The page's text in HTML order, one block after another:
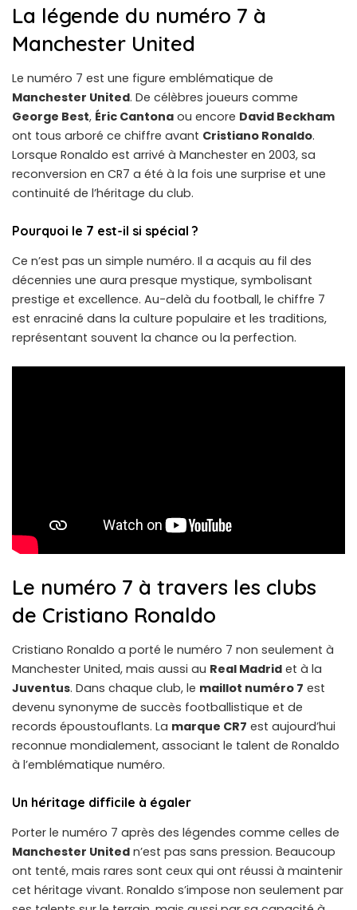
La légende du numéro 7 à
Manchester United
Le numéro 7 est une figure emblématique de
Manchester United. De célèbres joueurs comme
George Best, Éric Cantona ou encore David Beckham
ont tous arboré ce chiffre avant Cristiano Ronaldo.
Lorsque Ronaldo est arrivé à Manchester en 2003, sa
reconversion en CR7 a été à la fois une surprise et une
continuité de l’héritage du club.
Pourquoi le 7 est-il si spécial ?
Ce n’est pas un simple numéro. Il a acquis au fil des
décennies une aura presque mystique, symbolisant
prestige et excellence. Au-delà du football, le chiffre 7
est enraciné dans la culture populaire et les traditions,
représentant souvent la chance ou la perfection.
Le numéro 7 à travers les clubs
de Cristiano Ronaldo
Cristiano Ronaldo a porté le numéro 7 non seulement à
Manchester United, mais aussi au Real Madrid et à la
Juventus. Dans chaque club, le maillot numéro 7 est
devenu synonyme de succès footballistique et de
records époustouflants. La marque CR7 est aujourd’hui
reconnue mondialement, associant le talent de Ronaldo
à l’emblématique numéro.
Un héritage difficile à égaler
Porter le numéro 7 après des légendes comme celles de
Manchester United n’est pas sans pression. Beaucoup
ont tenté, mais rares sont ceux qui ont réussi à maintenir
cet héritage vivant. Ronaldo s’impose non seulement par